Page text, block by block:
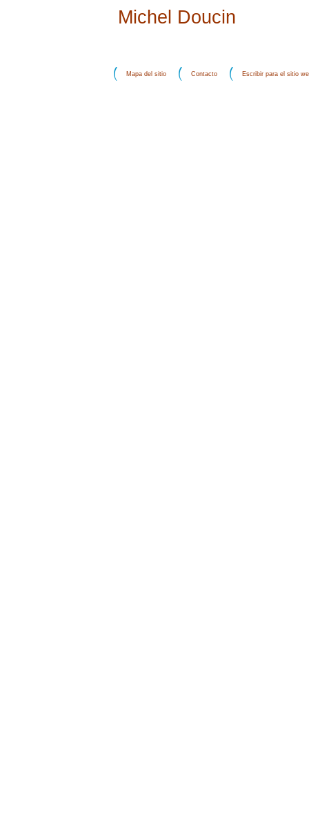
Michel Doucin
Mapa del sitio Contacto Escribir para el sitio